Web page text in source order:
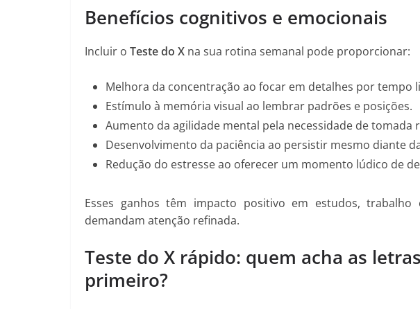
Benefícios cognitivos e emocionais
Incluir o Teste do X na sua rotina semanal pode proporcionar:
Melhora da concentração ao focar em detalhes por tempo
Estímulo à memória visual ao lembrar padrões e posições.
Aumento da agilidade mental pela necessidade de tomada
Desenvolvimento da paciência ao persistir mesmo diante
Redução do estresse ao oferecer um momento lúdico de
Esses ganhos têm impacto positivo em estudos,
demandam atenção refinada.
Teste do X rápido: quem acha as
primeiro?